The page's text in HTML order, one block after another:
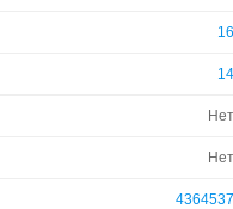
16
14
Нет
Нет
4364537